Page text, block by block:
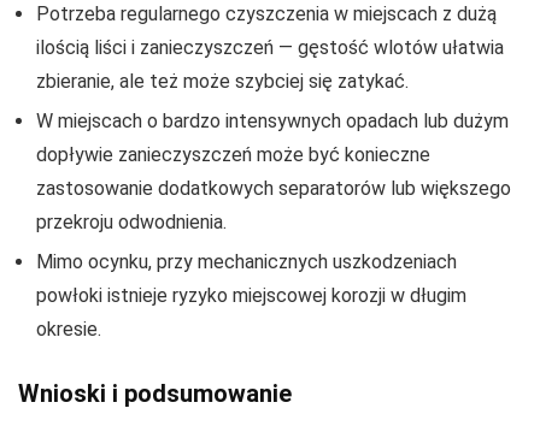
Potrzeba regularnego czyszczenia w miejscach z dużą
ilością liści i zanieczyszczeń — gęstość wlotów ułatwia
zbieranie, ale też może szybciej się zatykać.
W miejscach o bardzo intensywnych opadach lub dużym
dopływie zanieczyszczeń może być konieczne
zastosowanie dodatkowych separatorów lub większego
przekroju odwodnienia.
Mimo ocynku, przy mechanicznych uszkodzeniach
powłoki istnieje ryzyko miejscowej korozji w długim
okresie.
Wnioski i podsumowanie